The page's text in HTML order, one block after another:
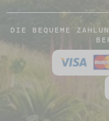
DIE BEQUEME